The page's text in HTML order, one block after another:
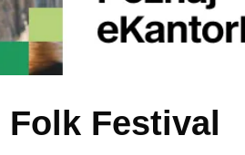
Festival